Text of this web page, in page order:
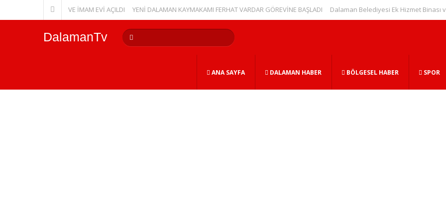
KURSU VE İMAM EVİ AÇILDI YENİ DALAMAN KAYMAKAMI FERHAT VARDAR GÖREVİNE BAŞLADI Dalaman Belediyesi Ek Hizmet Binası ve Bitki
DalamanTv
ANA SAYFA DALAMAN HABER BÖLGESEL HABER SPOR